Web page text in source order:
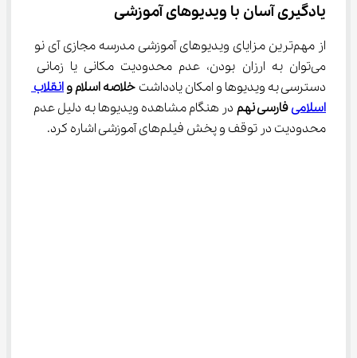
یادگیری آسان با ویدیوهای آموزشی
از مهم‌ترین مزایای ویدیوهای آموزشی مدرسه مجازی آی نو
می‌توان به ارزان بودن، عدم محدودیت مکانی یا زمانی
دسترسی به ویدیوها و امکان يادداشت خلاصه اسلام و انقلاب
اسلامی فارسی نهم در هنگام مشاهده ویدیوها به دلیل عدم
محدودیت در توقف و پخش فیلم‌های آموزشی اشاره کرد.